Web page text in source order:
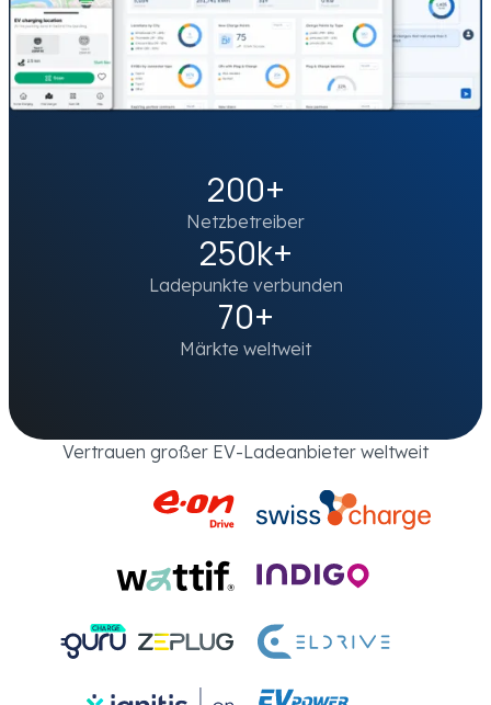
200+
Netzbetreiber
250k+
Ladepunkte verbunden
70+
Märkte weltweit
Vertrauen großer EV-Ladeanbieter weltweit